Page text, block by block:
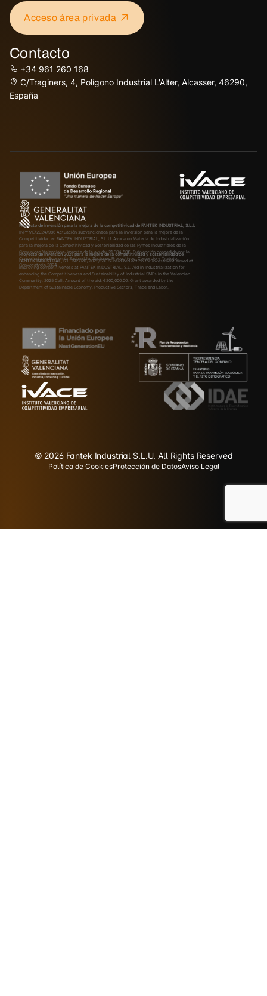
Acceso área privada
Contacto
+34 961 260 168
C/Traginers, 4, Polígono Industrial L'Alter, Alcasser, 46290,
España
Proyecto de inversión para la mejora de la competitividad de FANTEK INDUSTRIAL, S.L.U
INPYME/2024/986 Actuación subvencionada para la inversión para la mejora de la
Competitividad en FANTEK INDUSTRIAL, S.L.U. Ayuda en Materia de Industrialización
para la mejora de la Competitividad y Sostenibilidad de las Pymes Industriales de la
Comunidad Valenciana. Importe de la ayuda: 21.304,50€. Subvención concedida por la
Conselleria de Economía Sostenible, Sectores Productivos, Comercio y Trabajo.
Convocatoria 2024.
Proyecto de inversión 2025 para la mejora de la competitividad y sostenibilidad de
FANTEK INDUSTRIAL, S.L. INPYME/2025/580Subsidized action for investment aimed at
improving competitiveness at FANTEK INDUSTRIAL, S.L. Aid in Industrialization for
enhancing the Competitiveness and Sustainability of Industrial SMEs in the Valencian
Community. 2025 Call. Amount of the aid: €200,000.00. Grant awarded by the
Department of Sustainable Economy, Productive Sectors, Trade and Labor.
© 2026 Fantek Industrial S.L.U. All Rights Reserved
Política de CookiesProtección de DatosAviso Legal